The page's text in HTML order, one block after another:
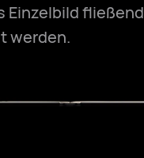
Einzelbild fließend
werden.